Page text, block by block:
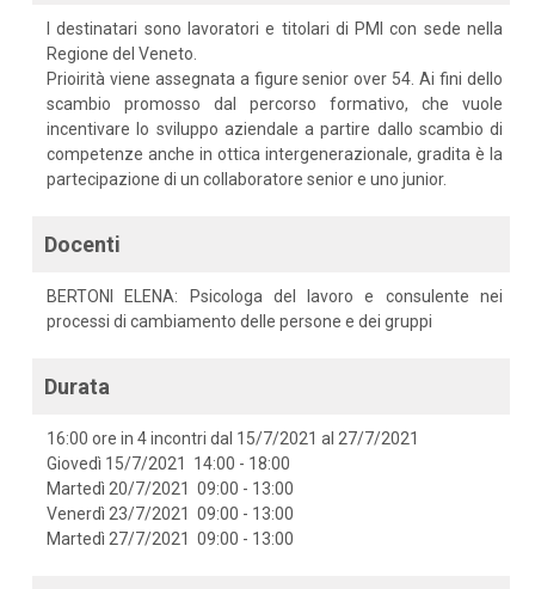
I destinatari sono lavoratori e titolari di PMI con sede nella
Regione del Veneto.
Prioirità viene assegnata a figure senior over 54. Ai fini dello
scambio promosso dal percorso formativo, che vuole
incentivare lo sviluppo aziendale a partire dallo scambio di
competenze anche in ottica intergenerazionale, gradita è la
partecipazione di un collaboratore senior e uno junior.
Docenti
BERTONI ELENA: Psicologa del lavoro e consulente nei
processi di cambiamento delle persone e dei gruppi
Durata
16:00 ore in 4 incontri dal 15/7/2021 al 27/7/2021
Giovedì 15/7/2021 14:00 - 18:00
Martedì 20/7/2021 09:00 - 13:00
Venerdì 23/7/2021 09:00 - 13:00
Martedì 27/7/2021 09:00 - 13:00